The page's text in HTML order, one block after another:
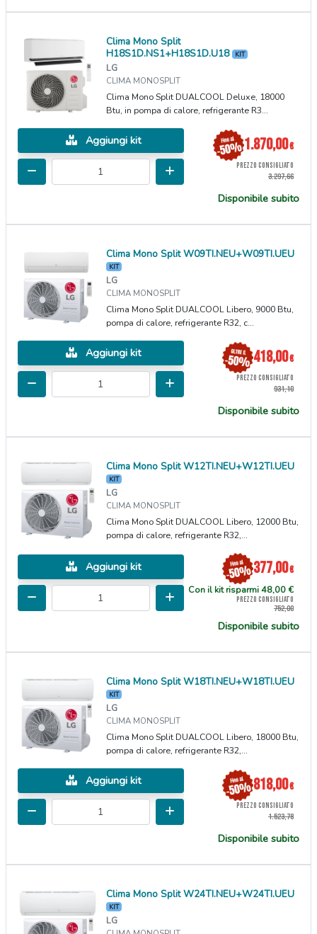
Clima Mono Split
H18S1D.NS1+H18S1D.U18 KIT
LG
CLIMA MONOSPLIT
Clima Mono Split DUALCOOL Deluxe, 18000
Btu, in pompa di calore, refrigerante R3...
Aggiungi kit 1.870,00€
PREZZO CONSIGLIATO
3.297,66
Disponibile subito
Clima Mono Split W09TI.NEU+W09TI.UEU
KIT
LG
CLIMA MONOSPLIT
Clima Mono Split DUALCOOL Libero, 9000 Btu,
pompa di calore, refrigerante R32, c...
Aggiungi kit 418,00€
PREZZO CONSIGLIATO
931,10
Disponibile subito
Clima Mono Split W12TI.NEU+W12TI.UEU
KIT
LG
CLIMA MONOSPLIT
Clima Mono Split DUALCOOL Libero, 12000 Btu,
pompa di calore, refrigerante R32,...
Aggiungi kit 377,00€
Con il kit risparmi 48,00 €
PREZZO CONSIGLIATO
752,00
Disponibile subito
Clima Mono Split W18TI.NEU+W18TI.UEU
KIT
LG
CLIMA MONOSPLIT
Clima Mono Split DUALCOOL Libero, 18000 Btu,
pompa di calore, refrigerante R32,...
Aggiungi kit 818,00€
PREZZO CONSIGLIATO
1.523,78
Disponibile subito
Clima Mono Split W24TI.NEU+W24TI.UEU
KIT
LG